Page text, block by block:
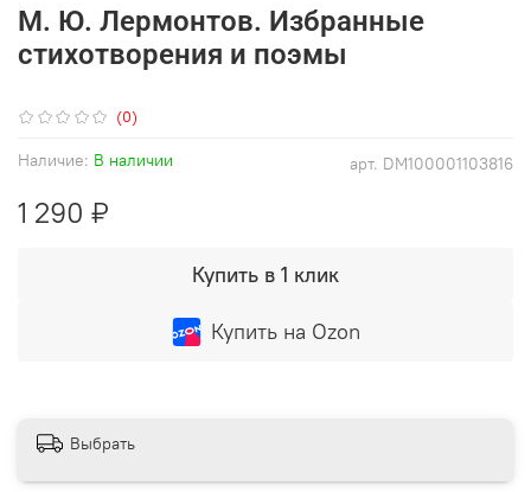
(0)
арт. DM100001103816
Наличие: В наличии
М. Ю. Лермонтов. Избранные
стихотворения и поэмы
1 290 ₽
Купить в 1 клик
Купить на Ozon
Выбрать